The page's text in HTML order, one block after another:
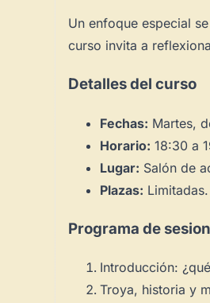
Un enfoque especial
curso invita a
Detalles del curso
Fechas: Martes,
Horario: 18:30 a
Lugar: Salón de
Plazas:
Programa de
Introducción:
Troya, historia y